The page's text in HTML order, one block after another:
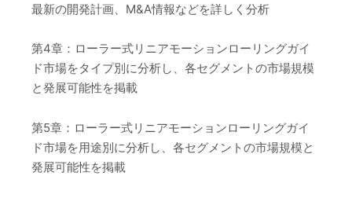
最新の開発計画、M&A情報などを詳しく分析
第4章：ローラー式リニアモーションローリングガイ
ド市場をタイプ別に分析し、各セグメントの市場規模
と発展可能性を掲載
第5章：ローラー式リニアモーションローリングガイ
ド市場を用途別に分析し、各セグメントの市場規模と
発展可能性を掲載